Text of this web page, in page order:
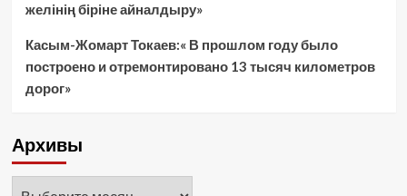
желінің біріне айналдыру»
Касым-Жомарт Токаев:« В прошлом году было
построено и отремонтировано 13 тысяч километров
дорог»
Архивы